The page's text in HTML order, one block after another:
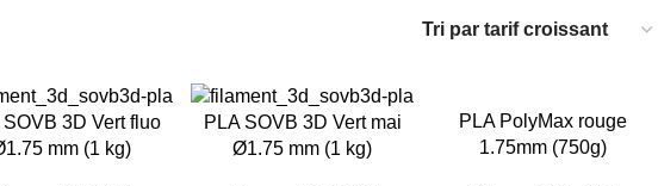
SOVB 3D Vert fluo
mm (1 kg)
-23%
PLA SOVB 3D Vert mai
Ø1.75 mm (1 kg)
-15%PLA PolyMax rouge
1.75mm (750g)